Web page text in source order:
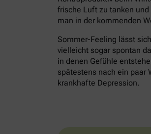
frische Luft zu tanken
man in der kommenden
Sommer-Feeling lässt
vielleicht sogar spontan
in denen Gefühle
spätestens nach ein paar
krankhafte Depression.